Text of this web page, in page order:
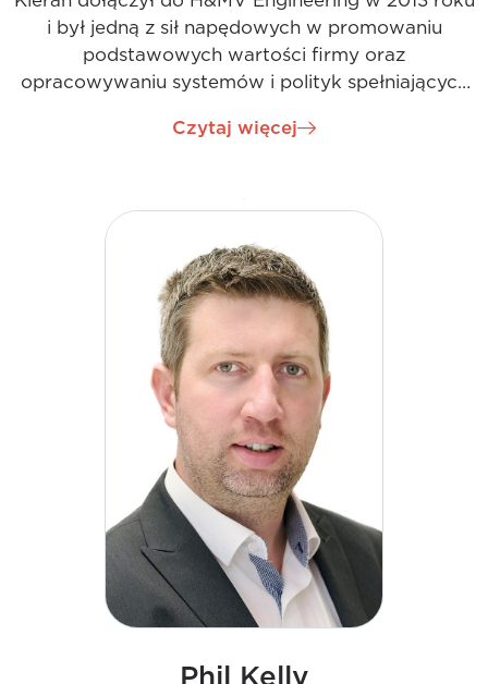
i był jedną z sił napędowych w promowaniu
podstawowych wartości firmy oraz
opracowywaniu systemów i polityk spełniających
dyrektor handlowy Kieran jest odpowiedzialny za
pełnym pasji liderem, ze szczególnym naciskiem na
talenty handlowe i inicjatywy rozwoju umiejętności.
Czytaj więcej
Phil Kelly